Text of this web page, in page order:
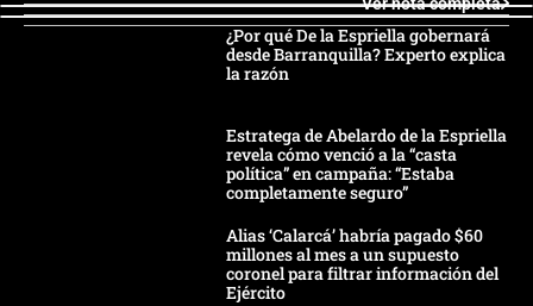
¿Por qué De la Espriella gobernará
desde Barranquilla? Experto explica
la razón
Estratega de Abelardo de la Espriella
revela cómo venció a la “casta
política” en campaña: “Estaba
completamente seguro”
Alias ‘Calarcá’ habría pagado $60
millones al mes a un supuesto
coronel para filtrar información del
Ejército